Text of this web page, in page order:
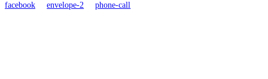
facebook envelope-2 phone-call